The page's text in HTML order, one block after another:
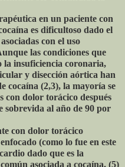
en un paciente con
es dificultoso dado el
con el uso
las condiciones que
la insuficiencia coronaria,
y disección aórtica han
cocaína (2,3), la mayoría se
con dolor torácico después
sobrevida al año de 90 por
con dolor torácico
(como lo fue en este
dado que es la
asociada a cocaína. (5)